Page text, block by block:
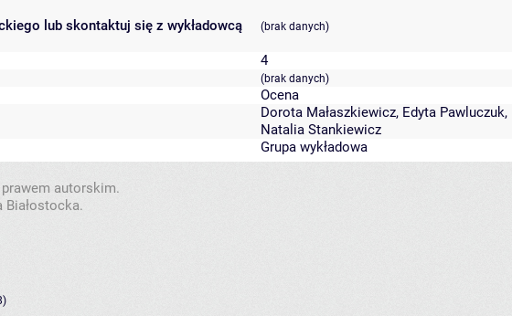
lub skontaktuj się z wykładowcą
(brak danych)
4
(brak danych)
Ocena
Dorota Małaszkiewicz, Edyta Pawluczuk,
Natalia Stankiewicz
Grupa wykładowa
autorskim.